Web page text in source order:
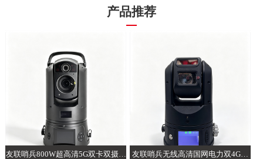
产品推荐
友联哨兵800W超高清5G双卡双摄AI 友联哨兵无线高清国网电力双4G智